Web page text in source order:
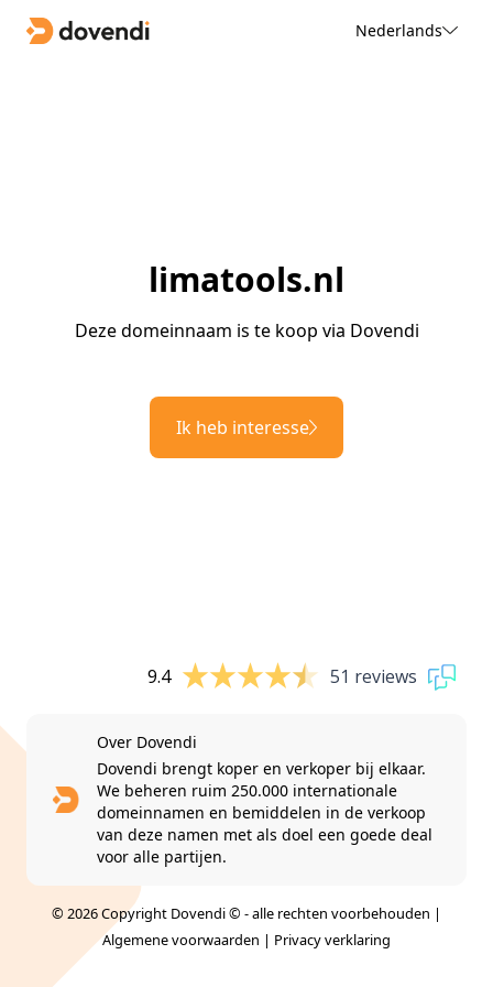
Nederlands
limatools.nl
Deze domeinnaam is te koop via Dovendi
Ik heb interesse
9.4 51 reviews
Over Dovendi
Dovendi brengt koper en verkoper bij elkaar.
We beheren ruim 250.000 internationale
domeinnamen en bemiddelen in de verkoop
van deze namen met als doel een goede deal
voor alle partijen.
© 2026 Copyright Dovendi © - alle rechten voorbehouden |
Algemene voorwaarden | Privacy verklaring